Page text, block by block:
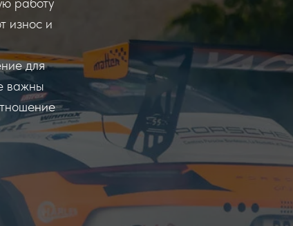
износ и
для
важны